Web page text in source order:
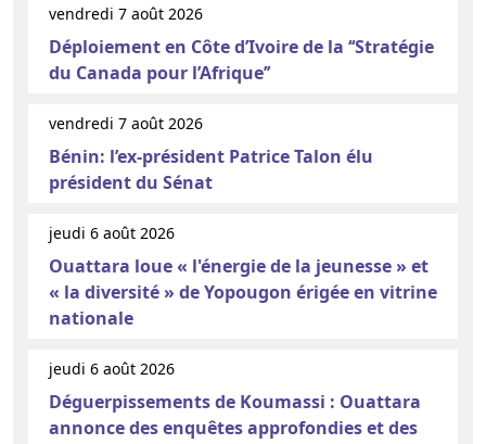
vendredi 7 août 2026
Déploiement en Côte d’Ivoire de la ‘‘Stratégie
du Canada pour l’Afrique’’
vendredi 7 août 2026
Bénin: l’ex-président Patrice Talon élu
président du Sénat
jeudi 6 août 2026
Ouattara loue « l'énergie de la jeunesse » et
« la diversité » de Yopougon érigée en vitrine
nationale
jeudi 6 août 2026
Déguerpissements de Koumassi : Ouattara
annonce des enquêtes approfondies et des